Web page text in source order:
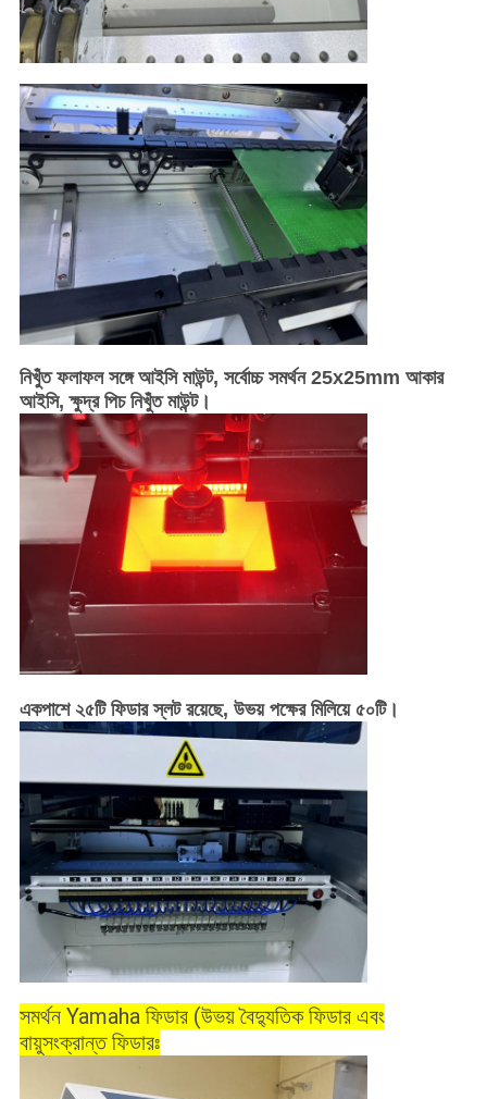
নিখুঁত ফলাফল সঙ্গে আইসি মাউন্ট, সর্বোচ্চ সমর্থন 25x25mm আকার
আইসি, ক্ষুদ্র পিচ নিখুঁত মাউন্ট।
একপাশে ২৫টি ফিডার স্লট রয়েছে, উভয় পক্ষের মিলিয়ে ৫০টি।
সমর্থন Yamaha ফিডার (উভয় বৈদ্যুতিক ফিডার এবং
বায়ুসংক্রান্ত ফিডারঃ